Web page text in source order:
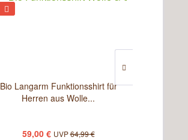
Bio Langarm Funktionsshirt für
Herren aus Wolle...
59,00 € UVP64,99 €